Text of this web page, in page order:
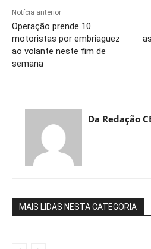
Notícia anterior
Operação prende 10
motoristas por embriaguez
ao volante neste fim de
semana
Da Redação
MAIS LIDAS NESTA CATEGORIA